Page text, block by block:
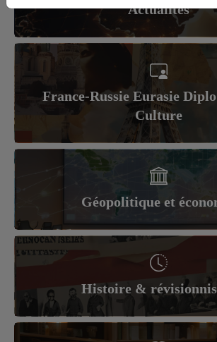
Actualités
France-Russie Eurasie
Culture
Géopolitique et
Histoire &